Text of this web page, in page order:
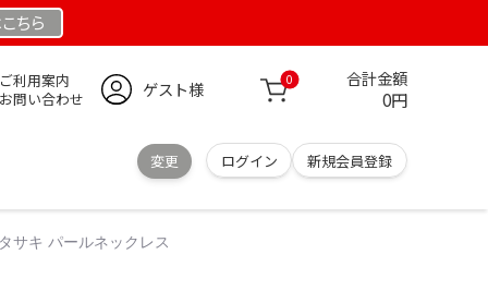
こちら
利用案内
問い合わせ
ゲスト様 0 合計金額
0円
変更 ログイン 新規会員登録
サキ パールネックレス